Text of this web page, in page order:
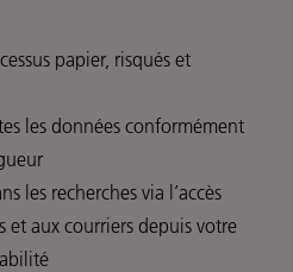
papier, risqués et
les données conformément
les recherches via l’accès
et aux courriers depuis votre